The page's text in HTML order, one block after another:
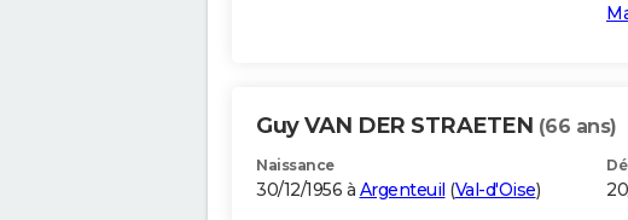
Guy VAN DER STRAETEN (66 ans)
Naissance
30/12/1956 à Argenteuil (Val-d'Oise)